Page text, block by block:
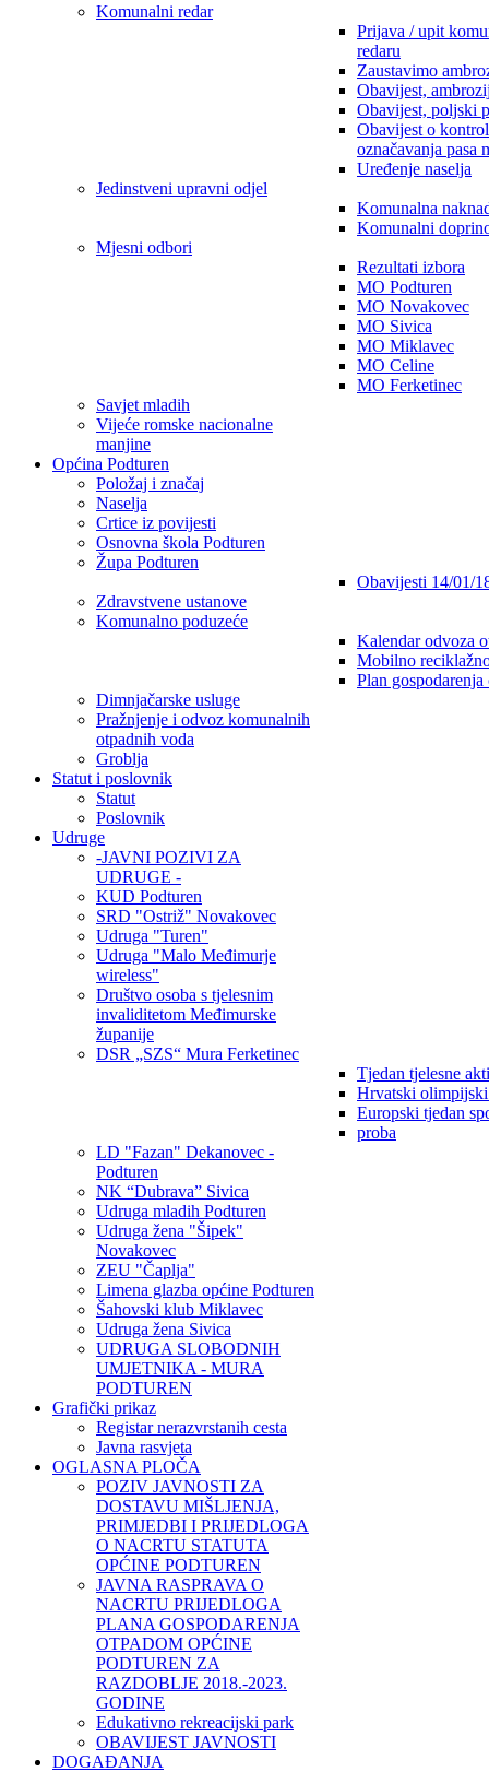
Komunalni redar
Prijava / upit
redaru
Zaustavimo
Obavijest,
Obavijest, poljski
Obavijest o
označavanja pasa
Uređenje naselja
Jedinstveni upravni odjel
Komunalna
Komunalni
Mjesni odbori
Rezultati izbora
MO Podturen
MO Novakovec
MO Sivica
MO Miklavec
MO Celine
MO Ferketinec
Savjet mladih
Vijeće romske nacionalne
manjine
Općina Podturen
Položaj i značaj
Naselja
Crtice iz povijesti
Osnovna škola Podturen
Župa Podturen
Obavijesti 14/01/
Zdravstvene ustanove
Komunalno poduzeće
Kalendar odvoza
Mobilno
Plan gospodarenja
Dimnjačarske usluge
Pražnjenje i odvoz komunalnih
otpadnih voda
Groblja
Statut i poslovnik
Statut
Poslovnik
Udruge
-JAVNI POZIVI ZA
UDRUGE -
KUD Podturen
SRD "Ostriž" Novakovec
Udruga "Turen"
Udruga "Malo Međimurje
wireless"
Društvo osoba s tjelesnim
invaliditetom Međimurske
županije
DSR „SZS“ Mura Ferketinec
Tjedan tjelesne
Hrvatski
Europski tjedan
proba
LD "Fazan" Dekanovec -
Podturen
NK “Dubrava” Sivica
Udruga mladih Podturen
Udruga žena "Šipek"
Novakovec
ZEU "Čaplja"
Limena glazba općine Podturen
Šahovski klub Miklavec
Udruga žena Sivica
UDRUGA SLOBODNIH
UMJETNIKA - MURA
PODTUREN
Grafički prikaz
Registar nerazvrstanih cesta
Javna rasvjeta
OGLASNA PLOČA
POZIV JAVNOSTI ZA
DOSTAVU MIŠLJENJA,
PRIMJEDBI I PRIJEDLOGA
O NACRTU STATUTA
OPĆINE PODTUREN
JAVNA RASPRAVA O
NACRTU PRIJEDLOGA
PLANA GOSPODARENJA
OTPADOM OPĆINE
PODTUREN ZA
RAZDOBLJE 2018.-2023.
GODINE
Edukativno rekreacijski park
OBAVIJEST JAVNOSTI
DOGAĐANJA